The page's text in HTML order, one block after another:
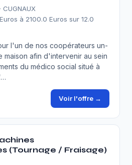
CUGNAUX
à 2100.0 Euros sur 12.0
l'un de nos coopérateurs un-
maison afin d'intervenir au sein
du médico social situé à
Voir l'offre →
(Tournage / Fraisage)